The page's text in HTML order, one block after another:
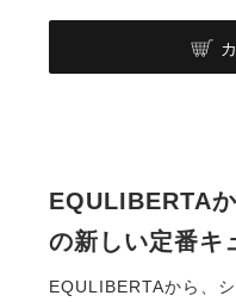
EQULIBERTA
の新しい定番キ
EQULIBERTAから、